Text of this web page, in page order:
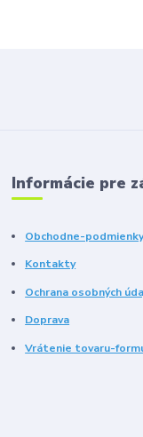
Informácie pre
Obchodne-
Kontakty
Ochrana osobných
Doprava
Vrátenie tovaru-